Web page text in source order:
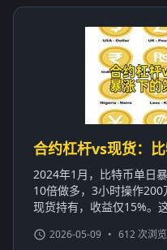
合约杠杆vs现货：
2024年1月，比特币单日
10倍做多，3小时操作
现货持有，收益仅15%。
2026-05-09 • 612 次浏览